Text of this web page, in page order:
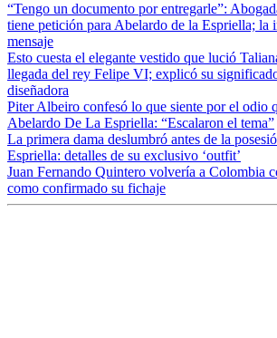
“Tengo un documento por entregarle”:
tiene petición para Abelardo de la Espriella; la
mensaje
Esto cuesta el elegante vestido que lució
llegada del rey Felipe VI; explicó su
diseñadora
Piter Albeiro confesó lo que siente por el odio
Abelardo De La Espriella: “Escalaron el tema”
La primera dama deslumbró antes de la
Espriella: detalles de su exclusivo ‘outfit’
Juan Fernando Quintero volvería a Colombia
como confirmado su fichaje